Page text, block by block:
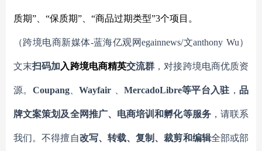
质期”、“保质期”、“商品过期类型”3个项目。
（跨境电商新媒体-蓝海亿观网egainnews/文anthony Wu）
文末扫码加 入 跨境电商精英交流群 ，对接跨境电商优质资
源。 Coupang、Wayfair MercadoLibre等平台入驻 ，品
牌文案策划及全网推广、电商培训和孵化等服务，请联系
我们。不得擅自改写、转载、复制、裁剪和编辑全部或部